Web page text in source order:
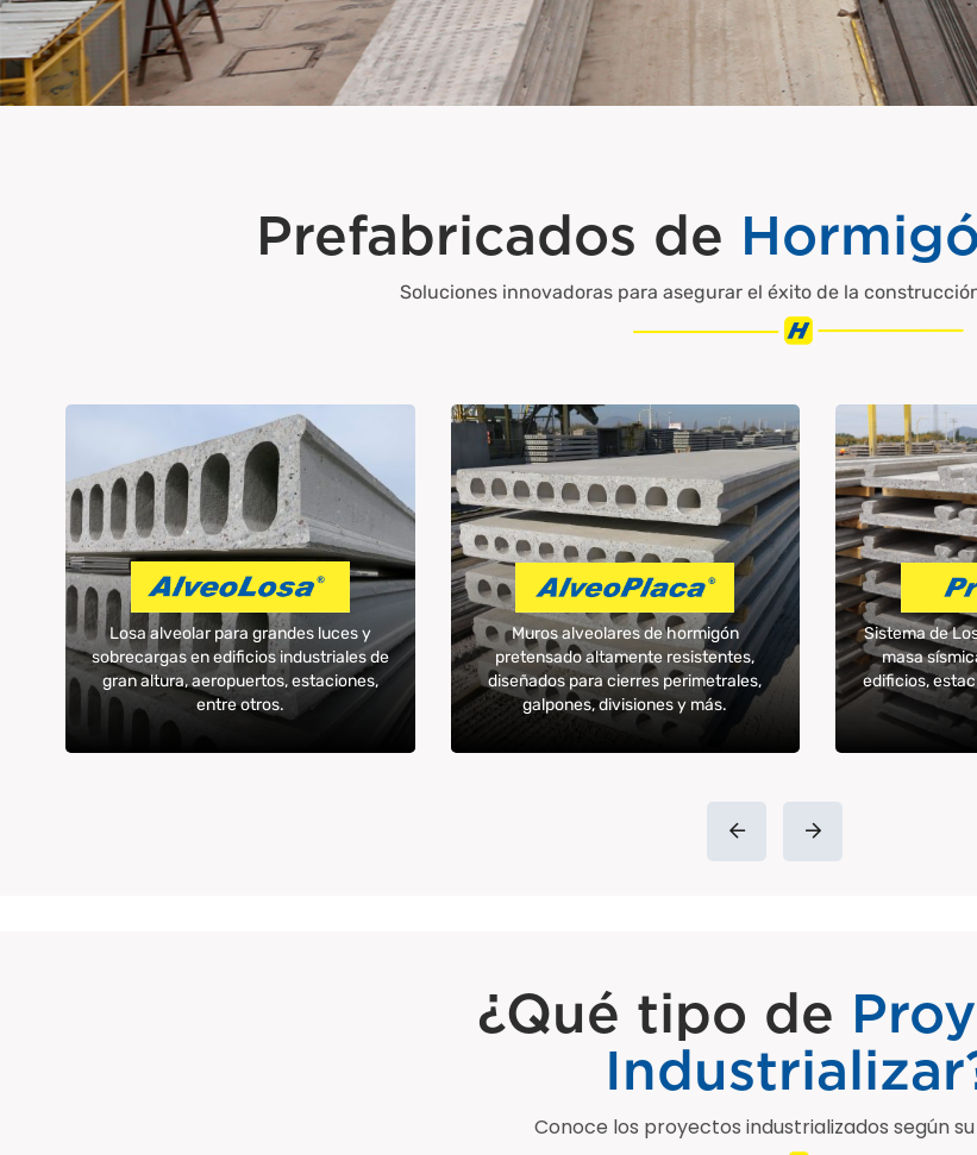
Prefabricados de
Soluciones innovadoras para asegurar el éxito de la
Losa alveolar para grandes luces y
sobrecargas en edificios industriales de
gran altura, aeropuertos, estaciones,
entre otros.
Muros alveolares de hormigón
pretensado altamente resistentes,
diseñados para cierres perimetrales,
galpones, divisiones y más.
Sistema de
masa
edificios,
¿Qué tipo de
Conoce los proyectos industrializados según